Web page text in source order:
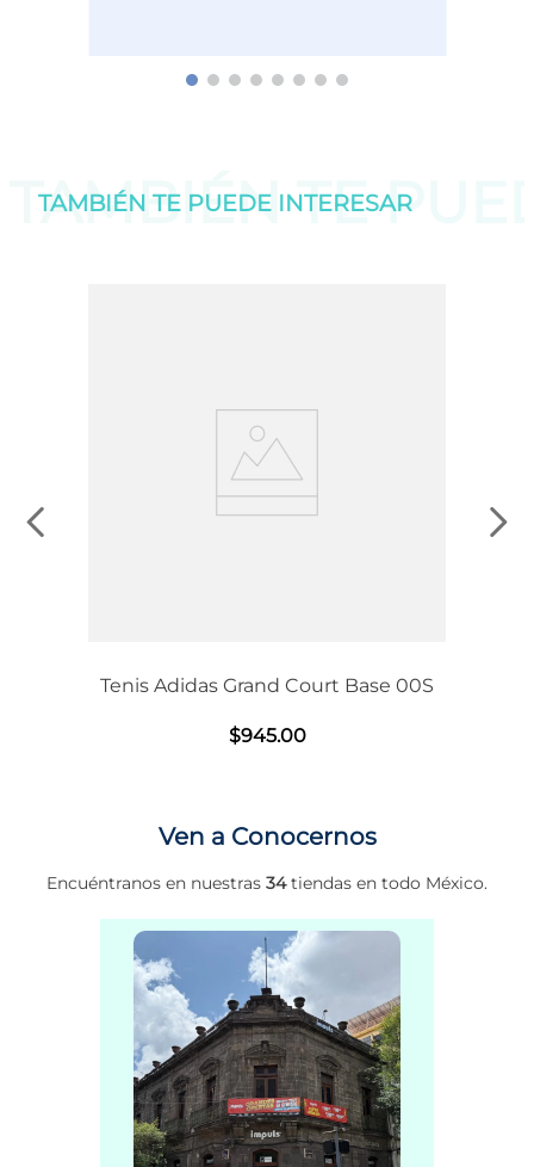
TAMBIÉN TE
TAMBIÉN TE PUEDE INTERESAR
Tenis Adidas Grand Court Base 00S
$945.00
Ven a Conocernos
Encuéntranos en nuestras 34tiendas en todo México.